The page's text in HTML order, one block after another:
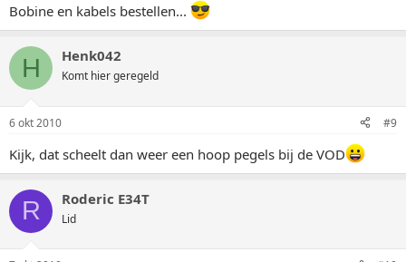
Bobine en kabels bestellen...
H Henk042
Komt hier geregeld
6 okt 2010 #9
Kijk, dat scheelt dan weer een hoop pegels bij de VOD
R Roderic E34T
Lid